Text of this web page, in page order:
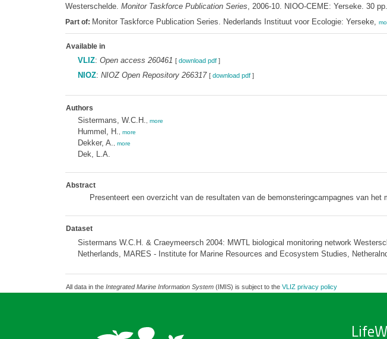
Westerschelde. Monitor Taskforce Publication Series, 2006-10. NIOO-CEME: Yerseke. 30 pp.
Part of: Monitor Taskforce Publication Series. Nederlands Instituut voor Ecologie: Yerseke,
Available in
VLIZ: Open access 260461 [ download pdf]
NIOZ: NIOZ Open Repository 266317 [ download pdf]
Authors
Sistermans, W.C.H. more
Hummel, H. more
Dekker, A. more
Dek, L.A.
Abstract
Presenteert een overzicht van de resultaten van de bemonsteringcampagnes van het
Dataset
Sistermans W.C.H. & Craeymeersch 2004: MWTL biological monitoring network
Netherlands, MARES - Institute for Marine Resources and Ecosystem Studies,
All data in the Integrated Marine Information System(IMIS) is subject to the VLIZ privacy policy